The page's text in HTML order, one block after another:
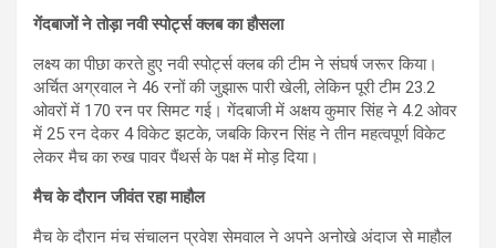
गेंदबाजों ने तोड़ा नवी स्पोर्ट्स क्लब का हौसला
लक्ष्य का पीछा करते हुए नवी स्पोर्ट्स क्लब की टीम ने संघर्ष जरूर किया।
अर्चित अग्रवाल ने 46 रनों की जुझारू पारी खेली, लेकिन पूरी टीम 23.2
ओवरों में 170 रन पर सिमट गई। गेंदबाजी में अक्षय कुमार सिंह ने 4.2 ओवर
में 25 रन देकर 4 विकेट झटके, जबकि किरन सिंह ने तीन महत्वपूर्ण विकेट
लेकर मैच का रुख पावर पैंथर्स के पक्ष में मोड़ दिया।
मैच के दौरान जीवंत रहा माहौल
मैच के दौरान मंच संचालन प्रवेश सेमवाल ने अपने अनोखे अंदाज से माहौल